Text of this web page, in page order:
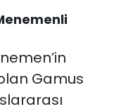
Gamus